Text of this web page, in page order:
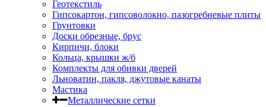
Геотекстиль
Гипсокартон, гипсоволокно, пазогребневые плиты
Грунтовки
Доски обрезные, брус
Кирпичи, блоки
Кольца, крышки ж/б
Комплекты для обивки дверей
Льноватин, пакля, джутовые канаты
Мастика
Металлические сетки